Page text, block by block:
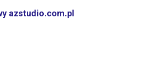
azstudio.com.pl